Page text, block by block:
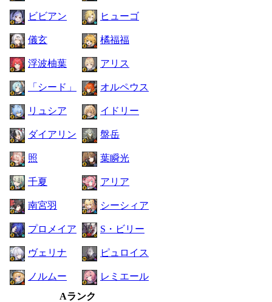
ビビアン ヒューゴ
儀玄 橘福福
浮波柚葉 アリス
「シード」 オルペウス
リュシア イドリー
ダイアリン 盤岳
照 葉瞬光
千夏 アリア
南宮羽 シーシィア
プロメイア S・ビリー
ヴェリナ ピュロイス
ノルムー
レミエール
Aランク